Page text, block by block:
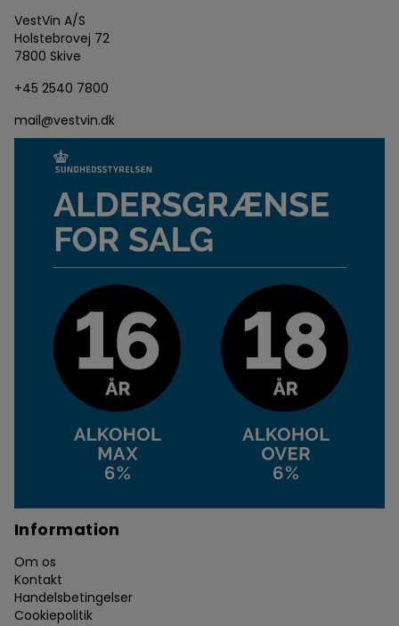
VestVin A/S
Holstebrovej 72
7800 Skive
+45 2540 7800
mail@vestvin.dk
Information
Om os
Kontakt
Handelsbetingelser
Cookiepolitik